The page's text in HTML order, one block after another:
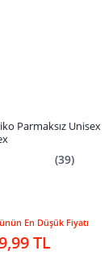
Parmaksız Unisex
(39)
En Düşük Fiyatı
TL